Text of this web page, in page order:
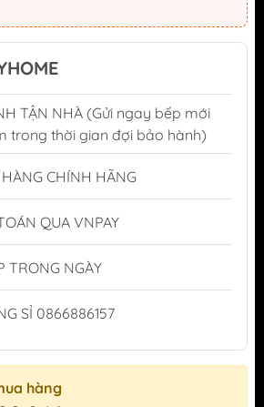
TẬN NHÀ (Gửi ngay bếp mới
trong thời gian đợi bảo hành)
CHÍNH HÃNG
QUA VNPAY
TRONG NGÀY
SỈ 0866886157
hàng